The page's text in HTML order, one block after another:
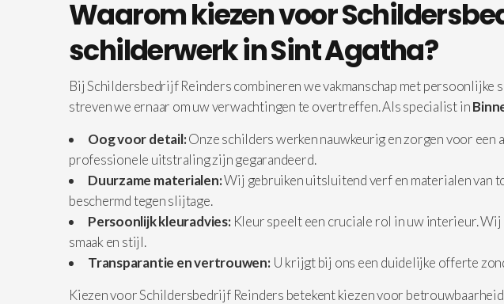
Waarom kiezen voor
schilderwerk in Sint Agatha?
Bij Schildersbedrijf Reinders combineren we vakmanschap met
streven we ernaar om uw verwachtingen te overtreffen. Als specialist in
Oog voor detail:Onze schilders werken nauwkeurig en zorgen voor een
professionele uitstraling zijn gegarandeerd.
Duurzame materialen:Wij gebruiken uitsluitend verf en materialen van
beschermd tegen slijtage.
Persoonlijk kleuradvies:Kleur speelt een cruciale rol in uw interieur. Wij
smaak en stijl.
Transparantie en vertrouwen:U krijgt bij ons een duidelijke offerte
Kiezen voor Schildersbedrijf Reinders betekent kiezen voor